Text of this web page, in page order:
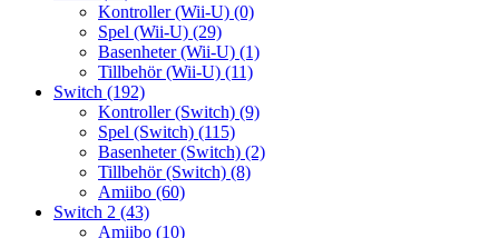
Kontroller (Wii-U) (0)
Spel (Wii-U) (29)
Basenheter (Wii-U) (1)
Tillbehör (Wii-U) (11)
Switch (192)
Kontroller (Switch) (9)
Spel (Switch) (115)
Basenheter (Switch) (2)
Tillbehör (Switch) (8)
Amiibo (60)
Switch 2 (43)
Amiibo (10)